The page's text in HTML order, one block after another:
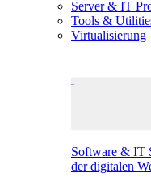
Server & IT
Tools &
Virtualisierung
Software & IT
der digitalen